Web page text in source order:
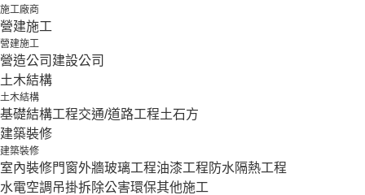
施工廠商
營建施工
營建施工
營造公司 建設公司
土木結構
土木結構
基礎結構工程交通/道路工程土石方
建築裝修
建築裝修
室內裝修門窗外牆玻璃工程油漆工程 防水隔熱工程
水電空調 吊掛拆除公害環保其他施工